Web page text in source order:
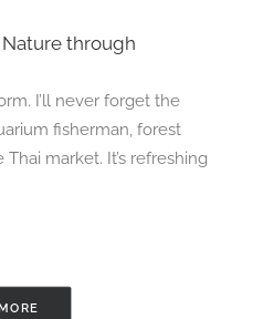
through
I’ll never forget the
fisherman, forest
market. It’s refreshing